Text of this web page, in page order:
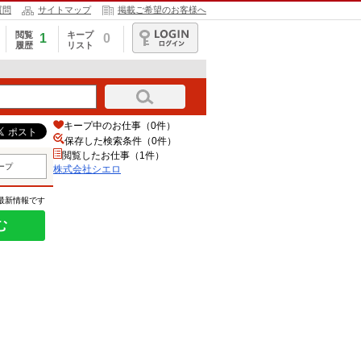
問 サイトマップ 掲載ご希望のお客様へ
閲覧
履歴
1
キープ
リスト
0
ログイン
プ
新情報です
キープ中のお仕事（0件）
保存した検索条件（0件）
閲覧したお仕事（1件）
株式会社シエロ